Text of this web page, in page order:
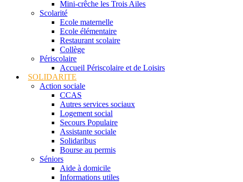
Mini-crêche les Trois Ailes
Scolarité
Ecole maternelle
Ecole élémentaire
Restaurant scolaire
Collège
Périscolaire
Accueil Périscolaire et de Loisirs
SOLIDARITE
Action sociale
CCAS
Autres services sociaux
Logement social
Secours Populaire
Assistante sociale
Solidaribus
Bourse au permis
Séniors
Aide à domicile
Informations utiles